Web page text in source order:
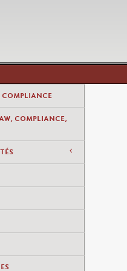
COMPLIANCE
COMPLIANCE,